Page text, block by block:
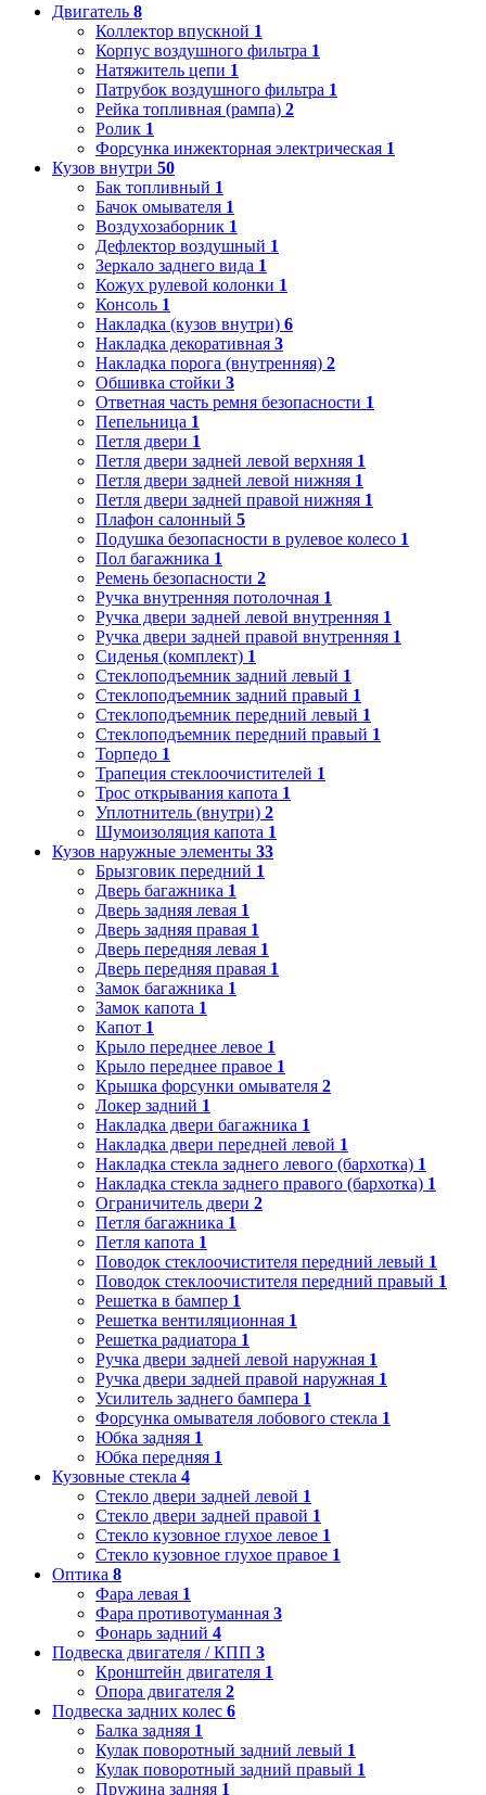
Двигатель 8
Коллектор впускной 1
Корпус воздушного фильтра 1
Натяжитель цепи 1
Патрубок воздушного фильтра 1
Рейка топливная (рампа) 2
Ролик 1
Форсунка инжекторная электрическая 1
Кузов внутри 50
Бак топливный 1
Бачок омывателя 1
Воздухозаборник 1
Дефлектор воздушный 1
Зеркало заднего вида 1
Кожух рулевой колонки 1
Консоль 1
Накладка (кузов внутри) 6
Накладка декоративная 3
Накладка порога (внутренняя) 2
Обшивка стойки 3
Ответная часть ремня безопасности 1
Пепельница 1
Петля двери 1
Петля двери задней левой верхняя 1
Петля двери задней левой нижняя 1
Петля двери задней правой нижняя 1
Плафон салонный 5
Подушка безопасности в рулевое колесо 1
Пол багажника 1
Ремень безопасности 2
Ручка внутренняя потолочная 1
Ручка двери задней левой внутренняя 1
Ручка двери задней правой внутренняя 1
Сиденья (комплект) 1
Стеклоподъемник задний левый 1
Стеклоподъемник задний правый 1
Стеклоподъемник передний левый 1
Стеклоподъемник передний правый 1
Торпедо 1
Трапеция стеклоочистителей 1
Трос открывания капота 1
Уплотнитель (внутри) 2
Шумоизоляция капота 1
Кузов наружные элементы 33
Брызговик передний 1
Дверь багажника 1
Дверь задняя левая 1
Дверь задняя правая 1
Дверь передняя левая 1
Дверь передняя правая 1
Замок багажника 1
Замок капота 1
Капот 1
Крыло переднее левое 1
Крыло переднее правое 1
Крышка форсунки омывателя 2
Локер задний 1
Накладка двери багажника 1
Накладка двери передней левой 1
Накладка стекла заднего левого (бархотка) 1
Накладка стекла заднего правого (бархотка) 1
Ограничитель двери 2
Петля багажника 1
Петля капота 1
Поводок стеклоочистителя передний левый 1
Поводок стеклоочистителя передний правый 1
Решетка в бампер 1
Решетка вентиляционная 1
Решетка радиатора 1
Ручка двери задней левой наружная 1
Ручка двери задней правой наружная 1
Усилитель заднего бампера 1
Форсунка омывателя лобового стекла 1
Юбка задняя 1
Юбка передняя 1
Кузовные стекла 4
Стекло двери задней левой 1
Стекло двери задней правой 1
Стекло кузовное глухое левое 1
Стекло кузовное глухое правое 1
Оптика 8
Фара левая 1
Фара противотуманная 3
Фонарь задний 4
Подвеска двигателя / КПП 3
Кронштейн двигателя 1
Опора двигателя 2
Подвеска задних колес 6
Балка задняя 1
Кулак поворотный задний левый 1
Кулак поворотный задний правый 1
Пружина задняя 1